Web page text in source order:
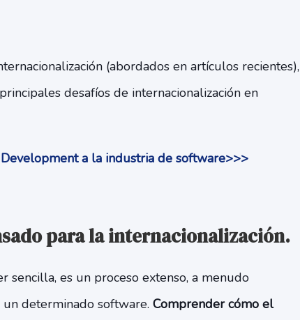
(abordados en artículos recientes),
desafíos de internacionalización en
a la industria de software>>>
para la internacionalización.
sencilla, es un proceso extenso, a menudo
determinado software. Comprender cómo el